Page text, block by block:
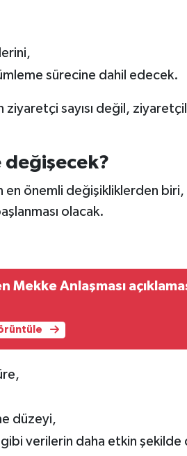
sürecine dahil edecek.
ziyaretçi sayısı değil,
değişecek?
en önemli değişikliklerden biri,
olacak.
Mekke Anlaşması
düzeyi,
gibi verilerin daha etkin